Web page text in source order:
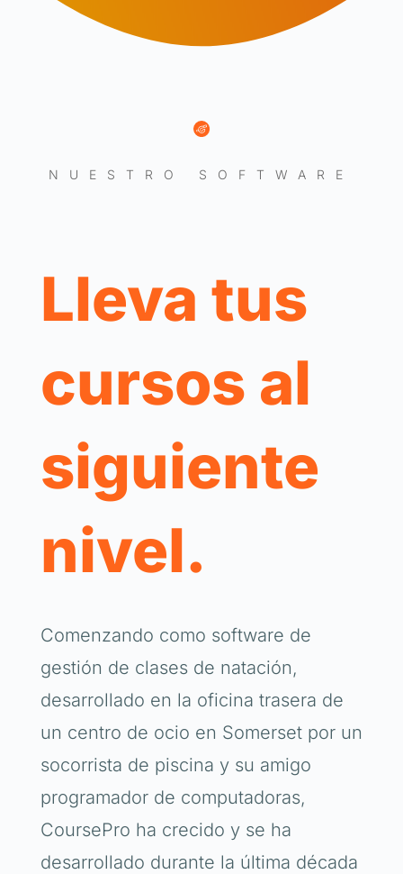
NUESTRO SOFTWARE
Lleva tus
cursos al
siguiente
nivel.
Comenzando como software de
gestión de clases de natación,
desarrollado en la oficina trasera de
un centro de ocio en Somerset por un
socorrista de piscina y su amigo
programador de computadoras,
CoursePro ha crecido y se ha
desarrollado durante la última década